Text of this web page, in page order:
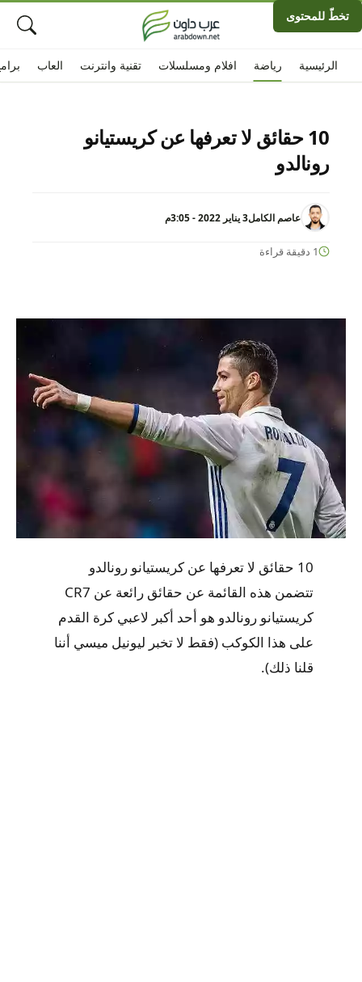
تخطّ للمحتوى
الرئيسية افلام ومسلسلات تقنية وانترنت العاب رياضة
10 حقائق لا تعرفها عن كريستيانو
رونالدو
عاصم الكامل3 يناير 2022 - 3:05م
1 دقيقة قراءة
10 حقائق لا تعرفها عن كريستيانو رونالدو
تتضمن هذه القائمة عن حقائق رائعة عن CR7
كريستيانو رونالدو هو أحد أكبر لاعبي كرة القدم
على هذا الكوكب (فقط لا تخبر ليونيل ميسي أننا
قلنا ذلك).